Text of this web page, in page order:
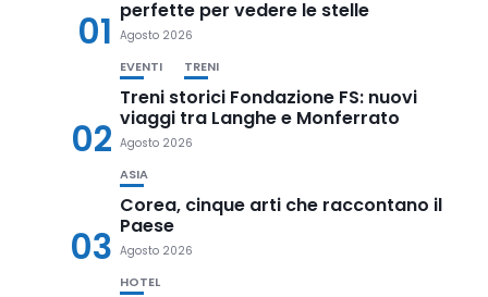
01 perfette per vedere le stelle
Agosto 2026
02
EVENTI TRENI
Treni storici Fondazione FS: nuovi
viaggi tra Langhe e Monferrato
Agosto 2026
03
ASIA
Corea, cinque arti che raccontano il
Paese
Agosto 2026
HOTEL